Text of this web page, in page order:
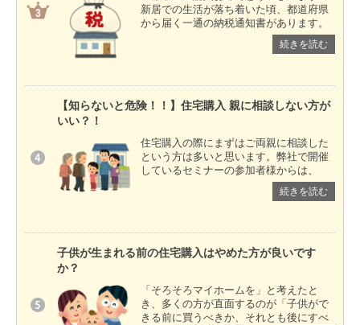
新居での生活が落ち着いた頃、都道府県
から届く一通の納税通知書があります。
続きを読む
【知らないと危険！！】住宅購入 親に相談しない方が
いい？！
住宅購入の際にまずはご両親に相談した
という方は多いと思います。弊社で開催
しているセミナーの参加者様からは、
続きを読む
子供が生まれる前の住宅購入はやめた方が良いです
か？
「そろそろマイホームを」と考えたと
き、多くの方が直面するのが「子供がで
きる前に買うべきか、それとも後にすべ